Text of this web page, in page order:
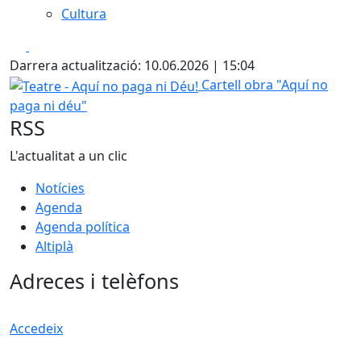
Cultura
Darrera actualització: 10.06.2026 | 15:04
Teatre - Aquí no paga ni Déu!
Cartell obra "Aquí no
paga ni déu"
RSS
L'actualitat a un clic
Notícies
Agenda
Agenda política
Altiplà
Adreces i telèfons
Accedeix